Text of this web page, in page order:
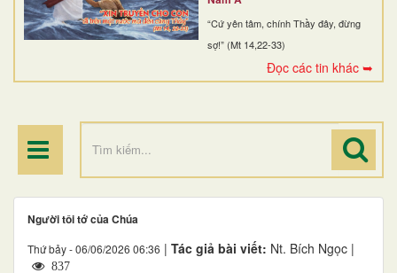
“Cứ yên tâm, chính Thầy đây, đừng
sợ!” (Mt 14,22-33)
Đọc các tin khác ➥
ĐOÀN THỂ CG
ĐIỂM HÀNH HƯƠNG
Người tôi tớ của Chúa
Thứ bảy - 06/06/2026 06:36 | Tác giả bài viết: Nt. Bích Ngọc |
837